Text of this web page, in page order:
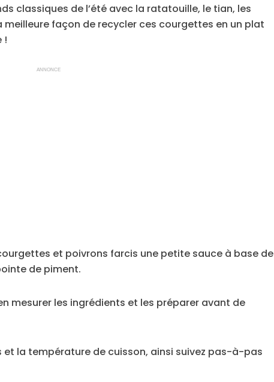
classiques de l’été avec la ratatouille, le tian, les
façon de recycler ces courgettes en un plat
!
ANNONCE
et poivrons farcis une petite sauce à base de
de piment.
mesurer les ingrédients et les préparer avant de
la température de cuisson, ainsi suivez pas-à-pas